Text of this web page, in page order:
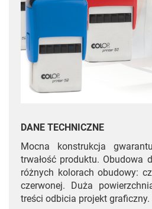
DANE TECHNICZNE
Mocna konstrukcja
trwałość produktu. Obudowa
różnych kolorach obudowy:
czerwonej. Duża
treści odbicia projekt graficzny.